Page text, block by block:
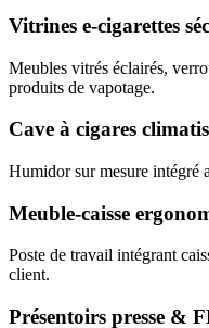
Vitrines e-cigarettes
Meubles vitrés éclairés,
produits de vapotage.
Cave à cigares
Humidor sur mesure intégré
Meuble-caisse
Poste de travail intégrant
client.
Présentoirs presse &